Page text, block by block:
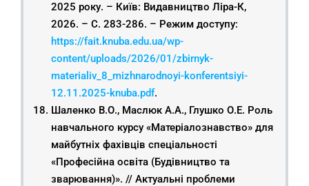
2025 року. – Київ: Видавництво Ліра-К,
2026. – С. 283-286. – Режим доступу:
https://fait.knuba.edu.ua/wp-
content/uploads/2026/01/zbirnyk-
materialiv_8_mizhnarodnoyi-konferentsiyi-
12.11.2025-knuba.pdf.
Шаленко В.О., Маслюк А.А., Глушко О.Е. Роль
навчального курсу «Матеріалознавство» для
майбутніх фахівців спеціальності
«Професійна освіта (Будівництво та
зварювання)». // Актуальні проблеми